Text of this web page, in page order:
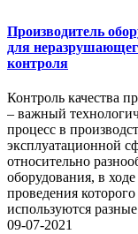
Производитель
для
контроля
Контроль качества
– важный
процесс в
эксплуатационной
относительно
оборудования, в ходе
проведения которого
используются
09-07-2021